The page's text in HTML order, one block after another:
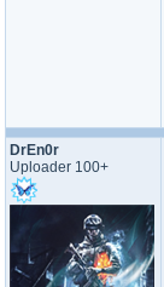
DrEn0r
Uploader 100+